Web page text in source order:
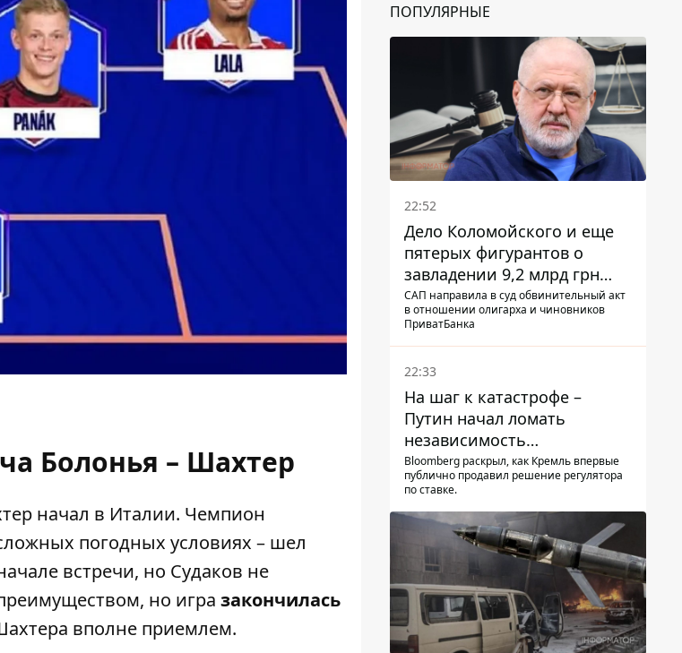
Болонья – Шахтер
начал в Италии. Чемпион
погодных условиях – шел
встречи, но Судаков не
но игра закончилась
вполне приемлем.
ПОПУЛЯРНЫЕ
22:52
Дело Коломойского и еще
пятерых фигурантов о
завладении 9,2 млрд грн
ПриватБанка направили в
суд
САП направила в суд обвинительный акт
в отношении олигарха и чиновников
ПриватБанка
22:33
На шаг к катастрофе –
Путин начал ломать
независимость
собственного Центробанка,
заставив снизить базовую
Bloomberg раскрыл, как Кремль впервые
публично продавил решение регулятора
по ставке.